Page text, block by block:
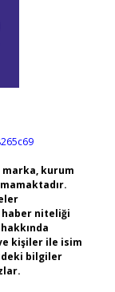
kurum
haber niteliği
kişiler ile isim
bilgiler